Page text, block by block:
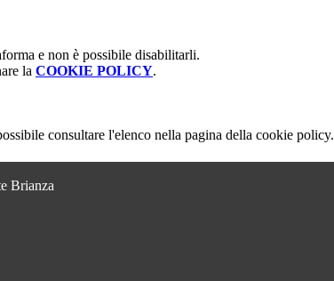
e non è possibile disabilitarli.
la COOKIE POLICY.
consultare l'elenco nella pagina della cookie policy.
Brianza